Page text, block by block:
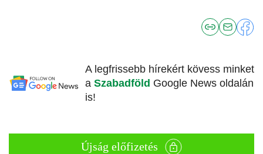
A legfrissebb hírekért kövess minket
a Szabadföld Google News oldalán
is!
Újság előfizetés